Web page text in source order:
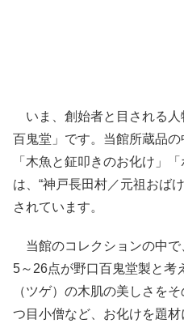
いま、創始者と目される人
百鬼堂」です。当館所蔵品の
「木魚と鉦叩きのお化け」
は、“神戸長田村／元祖おば
されています。
当館のコレクションの中で
5～26点が野口百鬼堂製と考
（ツゲ）の木肌の美しさを
つ目小僧など、お化けを題